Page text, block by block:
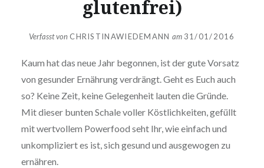
glutenfrei)
Verfasst von CHRISTINAWIEDEMANN am 31/01/2016
Kaum hat das neue Jahr begonnen, ist der gute Vorsatz
von gesunder Ernährung verdrängt. Geht es Euch auch
so? Keine Zeit, keine Gelegenheit lauten die Gründe.
Mit dieser bunten Schale voller Köstlichkeiten, gefüllt
mit wertvollem Powerfood seht Ihr, wie einfach und
unkompliziert es ist, sich gesund und ausgewogen zu
ernähren.